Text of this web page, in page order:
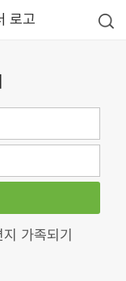
가족되기